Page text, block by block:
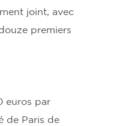
joint, avec
premiers
euros par
de Paris de